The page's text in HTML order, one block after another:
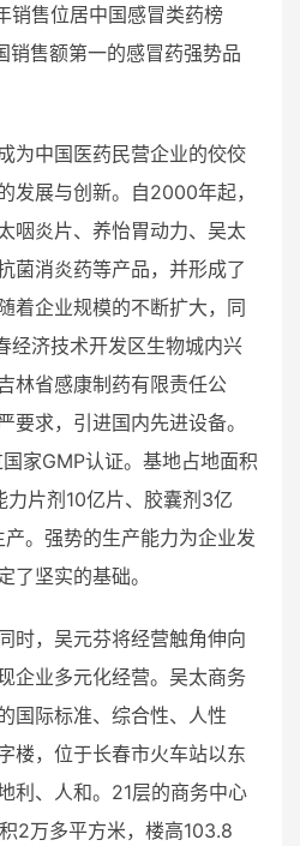
销售位居中国感冒类药榜
销售额第一的感冒药强势品
为中国医药民营企业的佼佼
发展与创新。自2000年起，
咽炎片、养怡胃动力、吴太
菌消炎药等产品，并形成了
着企业规模的不断扩大，同
经济技术开发区生物城内兴
省感康制药有限责任公
要求，引进国内先进设备。
家GMP认证。基地占地面积
片剂10亿片、胶囊剂3亿
。强势的生产能力为企业发
了坚实的基础。
时，吴元芬将经营触角伸向
企业多元化经营。吴太商务
国际标准、综合性、人性
楼，位于长春市火车站以东
利、人和。21层的商务中心
2万多平方米，楼高103.8